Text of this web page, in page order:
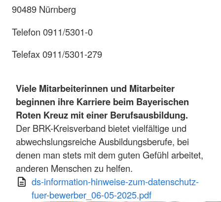
90489 Nürnberg
Telefon 0911/5301-0
Telefax 0911/5301-279
Viele Mitarbeiterinnen und Mitarbeiter
beginnen ihre Karriere beim Bayerischen
Roten Kreuz mit einer Berufsausbildung.
Der BRK-Kreisverband bietet vielfältige und
abwechslungsreiche Ausbildungsberufe, bei
denen man stets mit dem guten Gefühl arbeitet,
anderen Menschen zu helfen.
ds-information-hinweise-zum-datenschutz-
fuer-bewerber_06-05-2025.pdf